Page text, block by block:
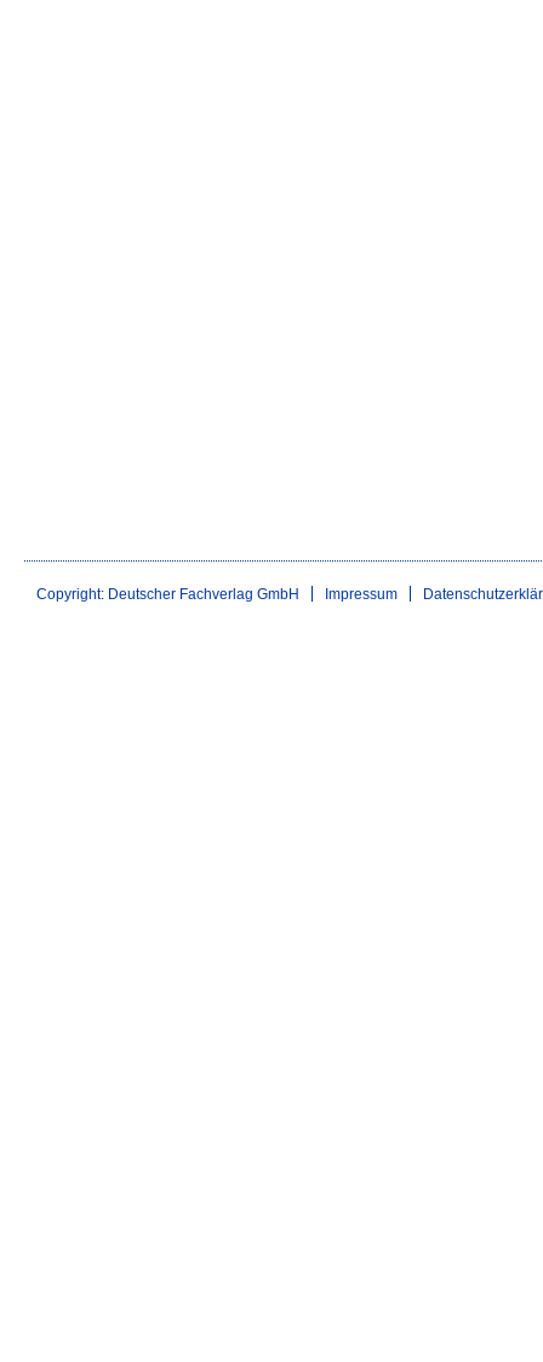
Copyright: Deutscher Fachverlag GmbH Impressum